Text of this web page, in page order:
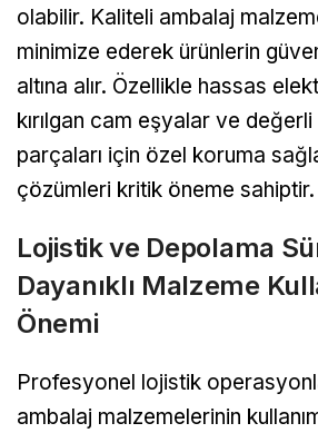
olabilir. Kaliteli ambalaj
minimize ederek ürünlerin
altına alır. Özellikle hassas
kırılgan cam eşyalar ve
parçaları için özel koruma
çözümleri kritik öneme sahiptir.
Lojistik ve Depolama
Dayanıklı Malzeme
Önemi
Profesyonel lojistik
ambalaj malzemelerinin